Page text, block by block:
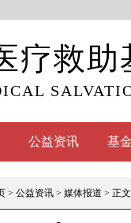
疗救助
公益资讯 基